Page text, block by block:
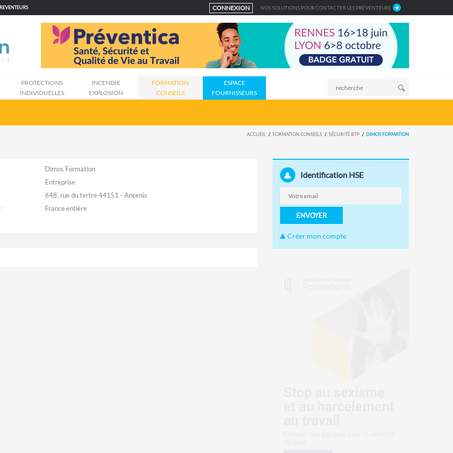
CONNEXION NOS SOLUTIONS POUR CONTACTER LES PREVENTEURS
PROTECTIONS
INDIVIDUELLES
INCENDIE
EXPLOSION
FORMATION
CONSEILS
ESPACE
FOURNISSEURS
ACCUEIL FORMATION CONSEILS SÉCURITÉ BTP DIMOS FORMATION
Dimos Formation
Entreprise
648, rue du tertre 44151 - Ancenis
:
Identification HSE
ENVOYER
Créer mon compte